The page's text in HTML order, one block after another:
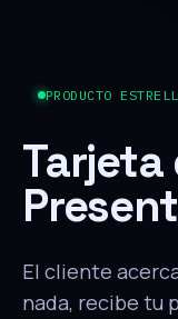
PRODUCTO
Tarjeta
El cliente
nada, recibe tu